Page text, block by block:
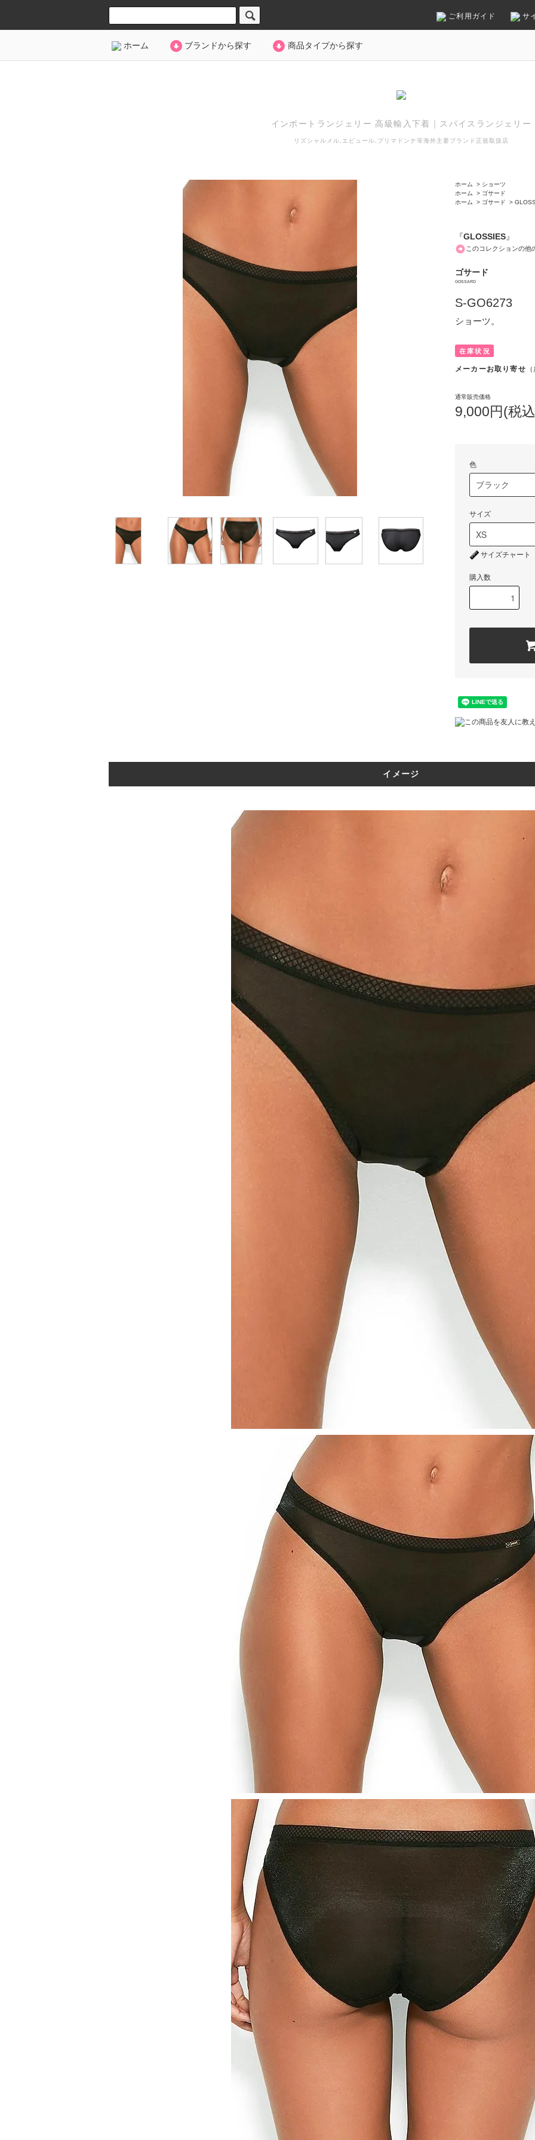
ご利用ガイド サ
ホーム ブランドから探す 商品タイプから探す
インポートランジェリー 高級輸入下着 スパイスランジェリー
リズシャルメル,エピュール,プリマドンナ等海外主要ブランド正規取扱店
ホーム > ショーツ
ホーム
> ゴサード
ホーム
> ゴサード >
『GLOSSIES』
このコレクションの他
ゴサード
GOSSARD
S-GO6273
ショーツ。
在庫状況
メーカーお取り寄せ
通常販売価格
9,000円(税
色
サイズ
サイズチャート
購入数
この商品を友人に教
イメージ